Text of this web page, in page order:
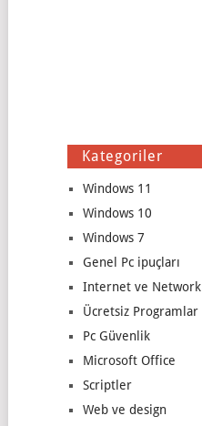
Kategoriler
Windows 11
Windows 10
Windows 7
Genel Pc ipuçları
Internet ve Network
Ücretsiz Programlar
Pc Güvenlik
Microsoft Office
Scriptler
Web ve design